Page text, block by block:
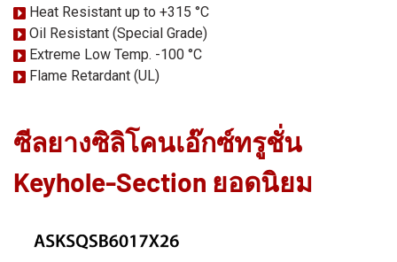
Heat Resistant up to +315 °C
Oil Resistant (Special Grade)
Extreme Low Temp. -100 °C
Flame Retardant (UL)
ซีลยางซิลิโคนเอ๊กซ์ทรูชั่น
Keyhole-Section ยอดนิยม